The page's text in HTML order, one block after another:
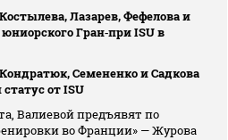
Лазарев, Фефелова и
Гран‑при ISU в
Семененко и Садкова
от ISU
Валиевой предъявят по
во Франции» — Журова